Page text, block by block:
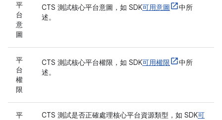
平
台
意
圖
CTS 測試核心平台意圖，如 SDK可用意圖
中所
述。
平
台
權
限
CTS 測試核心平台權限，如 SDK可用權限
中所
述。
平
CTS 測試是否正確處理核心平台資源類型，如 SDK可